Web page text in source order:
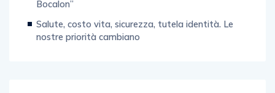
Salute, costo vita, sicurezza, tutela identità. Le
nostre priorità cambiano